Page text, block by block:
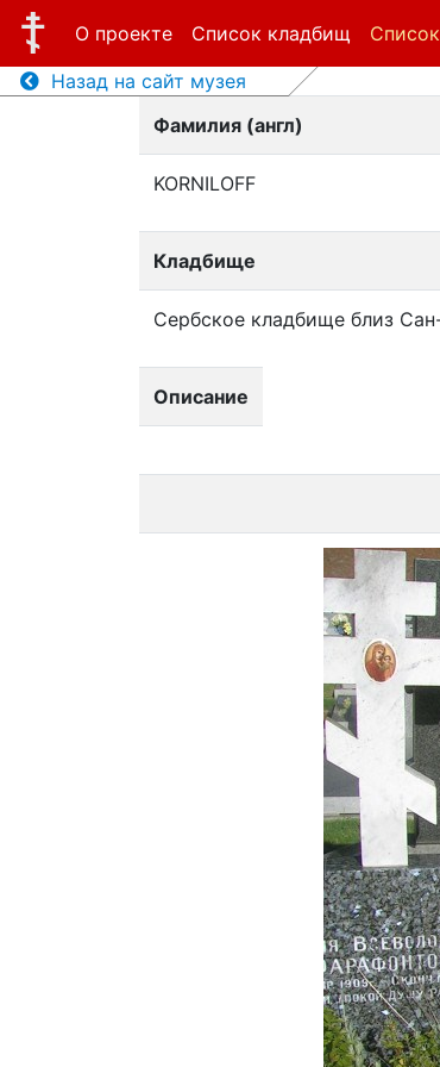
О проекте Список кладбищ
Назад на сайт музея
Фамилия (англ)
KORNILOFF
Кладбище
Сербское кладбище близ
Описание